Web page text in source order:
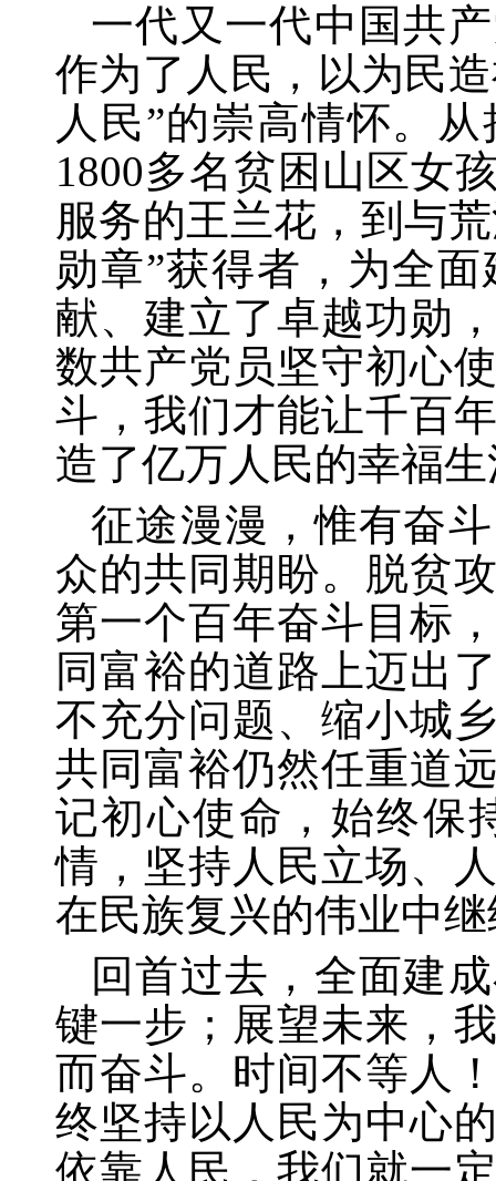
一代又一代中国共
作为了人民，以为民
人民”的崇高情怀。
1800多名贫困山区女
服务的王兰花，到与
勋章”获得者，为全
献、建立了卓越功勋
数共产党员坚守初心
斗，我们才能让千百
造了亿万人民的幸福
征途漫漫，惟有奋
众的共同期盼。脱贫
第一个百年奋斗目标
同富裕的道路上迈出
不充分问题、缩小城
共同富裕仍然任重道
记初心使命，始终保
情，坚持人民立场、
在民族复兴的伟业中
回首过去，全面建
键一步；展望未来，
而奋斗。时间不等人
终坚持以人民为中心
依靠人民，我们就一